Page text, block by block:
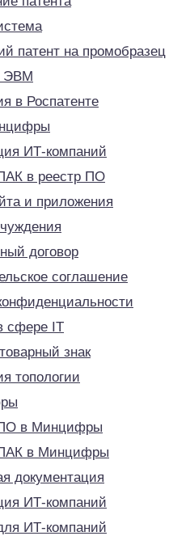
патент на промобразец
ЭВМ
в Роспатенте
ИТ-компаний
в реестр ПО
и приложения
договор
соглашение
сфере IT
знак
топологии
в Минцифры
в Минцифры
документация
ИТ-компаний
ИТ-компаний